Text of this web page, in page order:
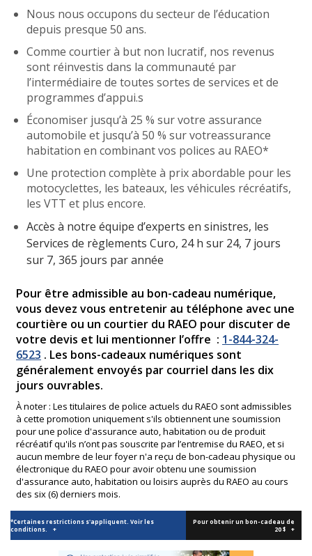
Nous nous occupons du secteur de l’éducation
depuis presque 50 ans.
Comme courtier à but non lucratif, nos revenus
sont réinvestis dans la communauté par
l’intermédiaire de toutes sortes de services et de
programmes d’appui.s
Économiser jusqu’à 25 % sur votre assurance
automobile et jusqu’à 50 % sur votreassurance
habitation en combinant vos polices au RAEO*
Une protection complète à prix abordable pour les
motocyclettes, les bateaux, les véhicules récréatifs,
les VTT et plus encore.
Accès à notre équipe d’experts en sinistres, les
Services de règlements Curo, 24 h sur 24, 7 jours
sur 7, 365 jours par année
Pour être admissible au bon-cadeau numérique,
vous devez vous entretenir au téléphone avec une
courtière ou un courtier du RAEO pour discuter de
votre devis et lui mentionner l’offre : 1-844-324-
6523 . Les bons-cadeaux numériques sont
généralement envoyés par courriel dans les dix
jours ouvrables.
À noter : Les titulaires de police actuels du RAEO sont admissibles
à cette promotion uniquement s'ils obtiennent une soumission
pour une police d'assurance auto, habitation ou de produit
récréatif qu'ils n’ont pas souscrite par l’entremise du RAEO, et si
aucun membre de leur foyer n'a reçu de bon-cadeau physique ou
électronique du RAEO pour avoir obtenu une soumission
d'assurance auto, habitation ou loisirs auprès du RAEO au cours
des six (6) derniers mois.
*Certaines restrictions s'appliquent. Voir les
conditions. +
Pour obtenir un bon-cadeau de
20 $ +